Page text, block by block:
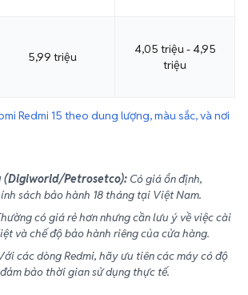
5,99 triệu
4,05 triệu - 4,95
triệu
Redmi 15 theo dung lượng, màu sắc, và nơi
(Digiworld/Petrosetco): Có giá ổn định,
sách bảo hành 18 tháng tại Việt Nam.
có giá rẻ hơn nhưng cần lưu ý về việc cài
và chế độ bảo hành riêng của cửa hàng.
các dòng Redmi, hãy ưu tiên các máy có độ
bảo thời gian sử dụng thực tế.